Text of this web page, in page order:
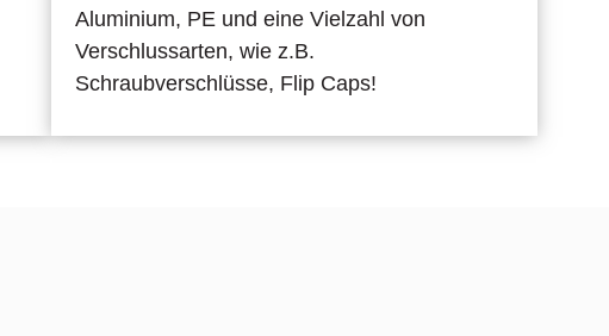
Aluminium, PE und eine Vielzahl von
Verschlussarten, wie z.B.
Schraubverschlüsse, Flip Caps!